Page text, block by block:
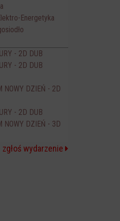
Energetyka
- 2D DUB
- 2D DUB
NOWY DZIEŃ - 2D
- 2D DUB
NOWY DZIEŃ - 3D
zgłoś wydarzenie